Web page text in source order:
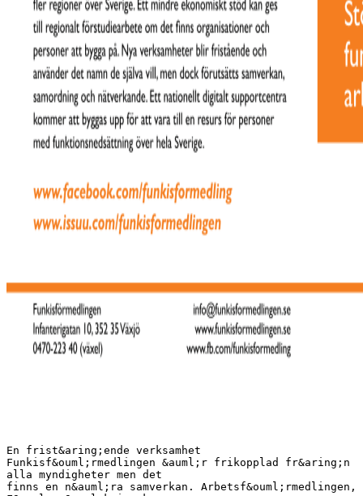
En frist&aring;ende verksamhet
Funkisf&ouml;rmedlingen &auml;r frikopplad fr&aring;n
alla myndigheter men det
finns en n&auml;ra samverkan. Arbetsf&ouml;rmedlingen,